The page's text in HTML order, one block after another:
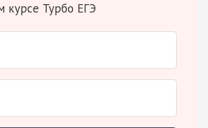
курсе Турбо ЕГЭ